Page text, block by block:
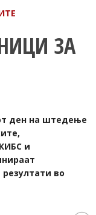
ЗА
ден на штедење
и
во